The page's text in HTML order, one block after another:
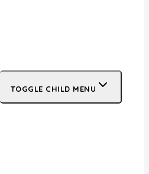
TOGGLE CHILD MENU